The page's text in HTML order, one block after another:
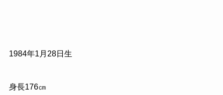
1984年1 月 28日生
身長176㎝